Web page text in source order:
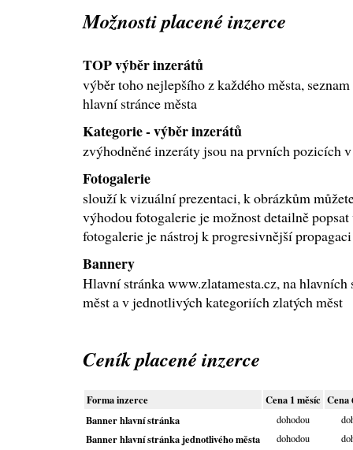
Možnosti placené inzerce
TOP výběr inzerátů
výběr toho nejlepšího z každého města,
hlavní stránce města
Kategorie - výběr inzerátů
zvýhodněné inzeráty jsou na prvních pozicích
Fotogalerie
slouží k vizuální prezentaci, k obrázkům
výhodou fotogalerie je možnost detailně
fotogalerie je nástroj k progresivnější
Bannery
Hlavní stránka www.zlatamesta.cz, na
měst a v jednotlivých kategoriích zlatých měst
Ceník placené inzerce
Forma inzerce Cena 1 měsíc Cena
Banner hlavní stránka
dohodou
Banner hlavní stránka jednotlivého města dohodou